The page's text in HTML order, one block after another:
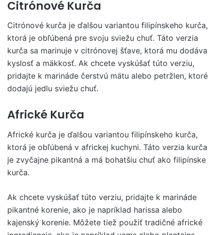
Citrónové Kurča
Citrónové kurča je ďalšou variantou filipínskeho kurča,
ktorá je obľúbená pre svoju sviežu chuť. Táto verzia
kurča sa marinuje v citrónovej šťave, ktorá mu dodáva
kyslosť a mäkkosť. Ak chcete vyskúšať túto verziu,
pridajte k marináde čerstvú mätu alebo petržlen, ktoré
dodajú jedlu sviežu chuť.
Africké Kurča
Africké kurča je ďalšou variantou filipínskeho kurča,
ktorá je obľúbená v africkej kuchyni. Táto verzia kurča
je zvyčajne pikantná a má bohatšiu chuť ako filipínske
kurča.
Ak chcete vyskúšať túto verziu, pridajte k marináde
pikantné korenie, ako je napríklad harissa alebo
kajenský korenie. Môžete tiež použiť tradičné africké